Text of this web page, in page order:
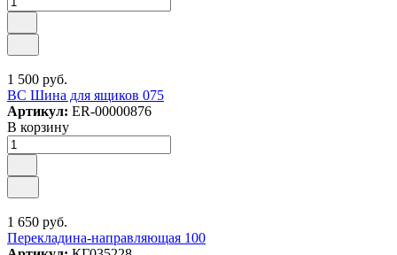
1 500 руб.
ВС Шина для ящиков 075
Артикул: ER-00000876
В корзину
1 650 руб.
Перекладина-направляющая 100